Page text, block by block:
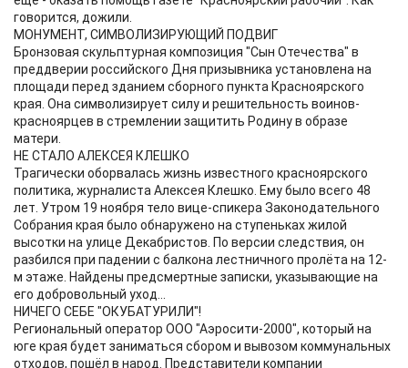
говорится, дожили.
МОНУМЕНТ, СИМВОЛИЗИРУЮЩИЙ ПОДВИГ
Бронзовая скульптурная композиция "Сын Отечества" в
преддверии российского Дня призывника установлена на
площади перед зданием сборного пункта Красноярского
края. Она символизирует силу и решительность воинов-
красноярцев в стремлении защитить Родину в образе
матери.
НЕ СТАЛО АЛЕКСЕЯ КЛЕШКО
Трагически оборвалась жизнь известного красноярского
политика, журналиста Алексея Клешко. Ему было всего 48
лет. Утром 19 ноября тело вице-спикера Законодательного
Собрания края было обнаружено на ступеньках жилой
высотки на улице Декабристов. По версии следствия, он
разбился при падении с балкона лестничного пролёта на 12-
м этаже. Найдены предсмертные записки, указывающие на
его добровольный уход...
НИЧЕГО СЕБЕ "ОКУБАТУРИЛИ"!
Региональный оператор ООО "Аэросити-2000", который на
юге края будет заниматься сбором и вывозом коммунальных
отходов, пошёл в народ. Представители компании